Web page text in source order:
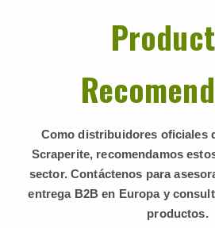
Como distribuidores oficiales
Scraperite, recomendamos
sector. Contáctenos para
entrega B2B en Europa y
productos.